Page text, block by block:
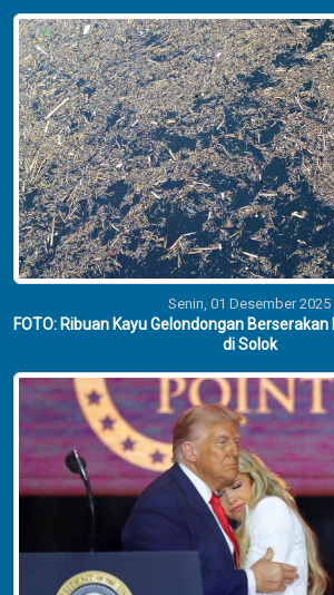
Senin, 01 Desember 2025
FOTO: Ribuan Kayu Gelondongan
di Solok